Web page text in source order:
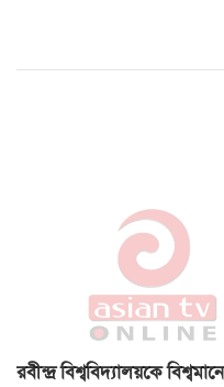
রবীন্দ্র বিশ্ববিদ্যালয়কে